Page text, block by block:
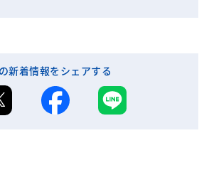
新着情報をシェアする